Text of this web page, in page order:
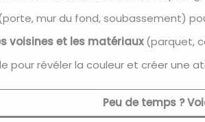
mur du fond, soubassement)
voisines et les matériaux(parquet,
pour révéler la couleur et créer une
Peu de temps ?